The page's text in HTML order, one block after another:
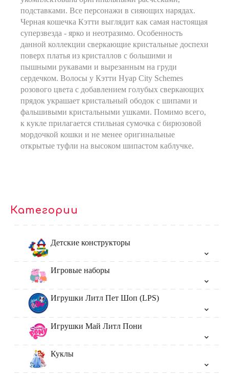
подставками. Все персонажи в сияющих нарядах.
Черная кошечка Кэтти выглядит как самая настоящая
суперзвезда - ярко и неотразимо. Особенность
данной коллекции сверкающие кристальные доспехи
поверх платья из кристаллов с большими и
пышными рукавами и вырезанным на груди
сердечком. Волосы у Кэтти Нуар City Schemes
розового цвета с добавлением голубых сверкающих
прядок украшает кристальный ободок с шипами и
фальшивыми кристальными ушками. Помимо всего,
к кукле прилагается стильная сумочка с бирюзовой
мордочкой кошки и не менее оригинальные
открытые туфли на высоком шипастом каблучке.
Категории
Детские конструкторы
Игровые наборы
Игрушки Литл Пет Шоп (LPS)
Игрушки Май Литл Пони
Куклы